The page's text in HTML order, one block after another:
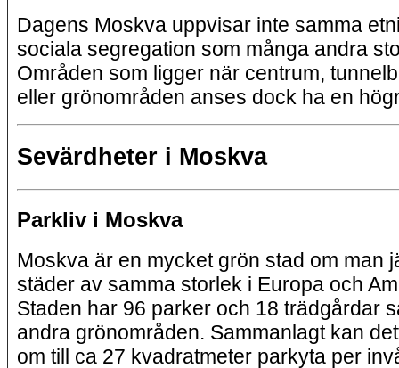
Dagens Moskva uppvisar inte samma
sociala segregation som många andra
Områden som ligger när centrum,
eller grönområden anses dock ha en
Sevärdheter i Moskva
Parkliv i Moskva
Moskva är en mycket grön stad om man
städer av samma storlek i Europa och
Staden har 96 parker och 18 trädgårdar
andra grönområden. Sammanlagt kan
om till ca 27 kvadratmeter parkyta per